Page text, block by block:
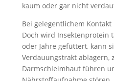
kaum oder gar nicht
Bei gelegentlichem
Doch wird Insektenprotein
oder Jahre gefüttert, kann
Verdauungstrakt ablagern,
Darmschleimhaut führen